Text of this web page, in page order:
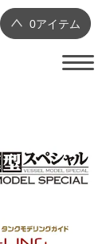
0アイテム